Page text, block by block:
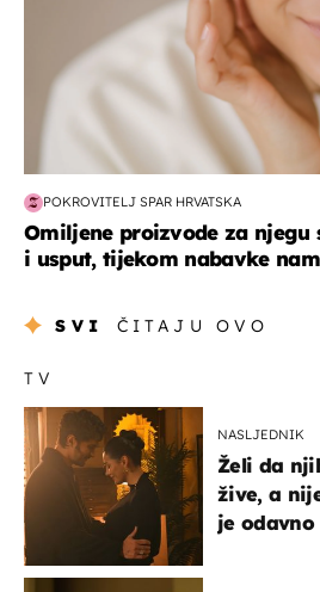
POKROVITELJ SPAR HRVATSKA
Omiljene proizvode za njegu
i usput, tijekom nabavke
SVI ČITAJU OVO
TV
NASLJEDNIK
Želi da
žive, a
je